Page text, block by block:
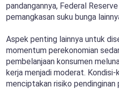
pandangannya, Federal
pemangkasan suku bunga
Aspek penting lainnya untuk
momentum perekonomian
pembelanjaan konsumen
kerja menjadi moderat.
menciptakan risiko